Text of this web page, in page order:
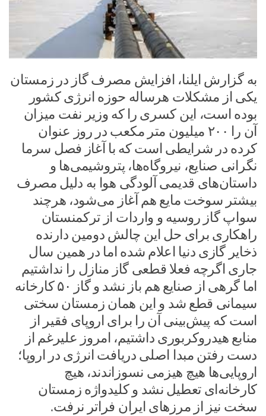
به گزارش ایلنا، افزایش مصرف گاز در زمستان
یکی از مشکلات هرساله حوزه انرژی کشور
بوده است، این کسری را که وزیر نفت میزان
آن را ۲۰۰ میلیون متر مکعب در روز عنوان
کرده در شرایطی است که با آغاز فصل سرما
نگرانی صنایع، نیروگاه‌ها، پتروشیمی‌ها و
داستان‌های قدیمی آلودگی هوا به دلیل مصرف
بیشتر سوخت مایع هم آغاز می‌شود، هرچند
سواپ گاز روسیه و واردات از ترکمنستان
راهکاری برای حل این چالش دومین دارنده
ذخایر گازی دنیا اعلام شده اما در همین سال
جاری اگرچه فعلا قطعی گاز منازل را نداشتیم
اما گرهی از صنایع هم باز نشد و گاز ۵۰ کارخانه
سیمانی قطع شد و این همان زمستان سختی
است که پیش‌بینی آن را برای اروپای فقیر از
منابع هیدروکربوری داشتیم، امروز علیرغم از
دست رفتن مبدا اصلی دریافت انرژی در اروپا؛
اروپایی‌ها هیچ هیزمی نسوزاندند، هیچ
کارخانه‌ای تعطیل نشد و کلیدواژه زمستان
سخت نیز از مرزهای ایران فراتر نرفت.